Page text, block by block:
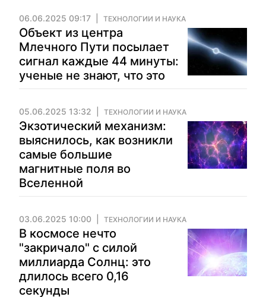
06.06.2025 09:17 ТЕХНОЛОГИИ И НАУКА
Объект из центра
Млечного Пути посылает
сигнал каждые 44 минуты:
ученые не знают, что это
05.06.2025 13:32 ТЕХНОЛОГИИ И НАУКА
Экзотический механизм:
выяснилось, как возникли
самые большие
магнитные поля во
Вселенной
03.06.2025 10:00 ТЕХНОЛОГИИ И НАУКА
В космосе нечто
"закричало" с силой
миллиарда Солнц: это
длилось всего 0,16
секунды